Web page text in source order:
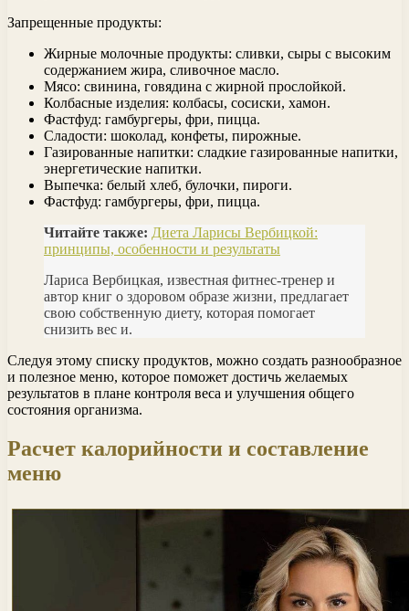
Запрещенные продукты:
Жирные молочные продукты: сливки, сыры с высоким
содержанием жира, сливочное масло.
Мясо: свинина, говядина с жирной прослойкой.
Колбасные изделия: колбасы, сосиски, хамон.
Фастфуд: гамбургеры, фри, пицца.
Сладости: шоколад, конфеты, пирожные.
Газированные напитки: сладкие газированные напитки,
энергетические напитки.
Выпечка: белый хлеб, булочки, пироги.
Фастфуд: гамбургеры, фри, пицца.
Читайте также: Диета Ларисы Вербицкой:
принципы, особенности и результаты
Лариса Вербицкая, известная фитнес-тренер и
автор книг о здоровом образе жизни, предлагает
свою собственную диету, которая помогает
снизить вес и.
Следуя этому списку продуктов, можно создать разнообразное
и полезное меню, которое поможет достичь желаемых
результатов в плане контроля веса и улучшения общего
состояния организма.
Расчет калорийности и составление
меню